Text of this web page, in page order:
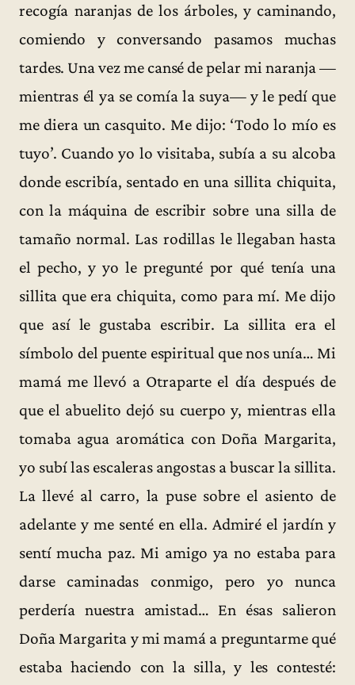
recogía naranjas de los árboles, y caminando,
comiendo y conversando pasamos muchas
tardes. Una vez me cansé de pelar mi naranja —
mientras él ya se comía la suya— y le pedí que
me diera un casquito. Me dijo: ‘Todo lo mío es
tuyo’. Cuando yo lo visitaba, subía a su alcoba
donde escribía, sentado en una sillita chiquita,
con la máquina de escribir sobre una silla de
tamaño normal. Las rodillas le llegaban hasta
el pecho, y yo le pregunté por qué tenía una
sillita que era chiquita, como para mí. Me dijo
que así le gustaba escribir. La sillita era el
símbolo del puente espiritual que nos unía… Mi
mamá me llevó a Otraparte el día después de
que el abuelito dejó su cuerpo y, mientras ella
tomaba agua aromática con Doña Margarita,
yo subí las escaleras angostas a buscar la sillita.
La llevé al carro, la puse sobre el asiento de
adelante y me senté en ella. Admiré el jardín y
sentí mucha paz. Mi amigo ya no estaba para
darse caminadas conmigo, pero yo nunca
perdería nuestra amistad… En ésas salieron
Doña Margarita y mi mamá a preguntarme qué
estaba haciendo con la silla, y les contesté: